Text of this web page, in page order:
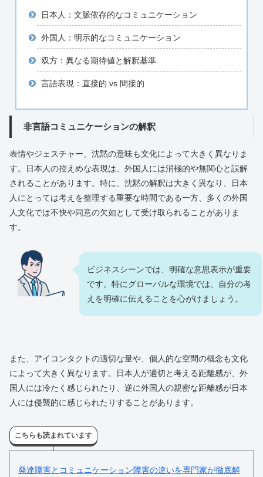
日本人：文脈依存的なコミュニケーション
外国人：明示的なコミュニケーション
双方：異なる期待値と解釈基準
言語表現：直接的 vs 間接的
非言語コミュニケーションの解釈
表情やジェスチャー、沈黙の意味も文化によって大きく異なりま
す。日本人の控えめな表現は、外国人には消極的や無関心と誤解
されることがあります。特に、沈黙の解釈は大きく異なり、日本
人にとっては考えを整理する重要な時間である一方、多くの外国
人文化では不快や同意の欠如として受け取られることがありま
す。
ビジネスシーンでは、明確な意思表示が重要
です。特にグローバルな環境では、自分の考
えを明確に伝えることを心がけましょう。
また、アイコンタクトの適切な量や、個人的な空間の概念も文化
によって大きく異なります。日本人が適切と考える距離感が、外
国人には冷たく感じられたり、逆に外国人の親密な距離感が日本
人には侵襲的に感じられたりすることがあります。
こちらも読まれています
発達障害とコミュニケーション障害の違いを専門家が徹底解